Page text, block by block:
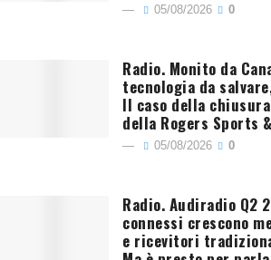
05/08/2026 0
Radio. Monito da
tecnologia da
Il caso della
della Rogers Sports
05/08/2026 0
Radio. Audiradio Q2
connessi crescono
e ricevitori